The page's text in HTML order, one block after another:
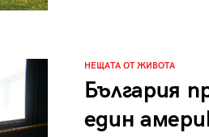
НЕЩАТА ОТ ЖИВОТА
България
един